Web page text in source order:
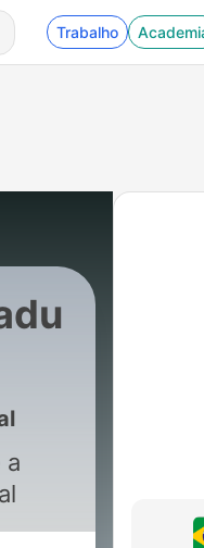
Trabalho
a